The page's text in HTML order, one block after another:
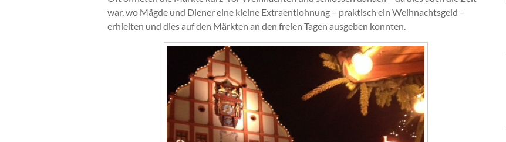
war, wo Mägde und Diener eine kleine Extraentlohnung – praktisch ein Weihnachtsgeld –
erhielten und dies auf den Märkten an den freien Tagen ausgeben konnten.